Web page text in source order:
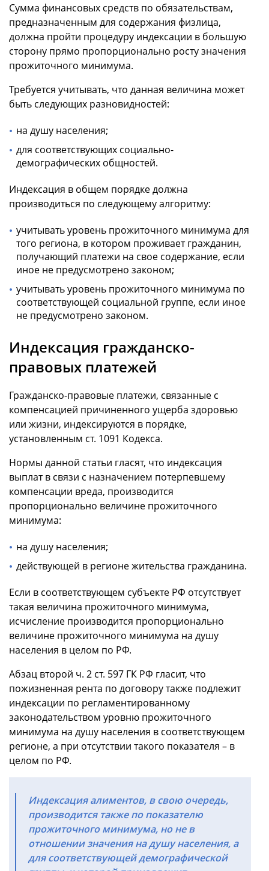
Сумма финансовых средств по обязательствам,
предназначенным для содержания физлица,
должна пройти процедуру индексации в большую
сторону прямо пропорционально росту значения
прожиточного минимума.
Требуется учитывать, что данная величина может
быть следующих разновидностей:
на душу населения;
для соответствующих социально-
демографических общностей.
Индексация в общем порядке должна
производиться по следующему алгоритму:
учитывать уровень прожиточного минимума для
того региона, в котором проживает гражданин,
получающий платежи на свое содержание, если
иное не предусмотрено законом;
учитывать уровень прожиточного минимума по
соответствующей социальной группе, если иное
не предусмотрено законом.
Индексация гражданско-
правовых платежей
Гражданско-правовые платежи, связанные с
компенсацией причиненного ущерба здоровью
или жизни, индексируются в порядке,
установленным ст. 1091 Кодекса.
Нормы данной статьи гласят, что индексация
выплат в связи с назначением потерпевшему
компенсации вреда, производится
пропорционально величине прожиточного
минимума:
на душу населения;
действующей в регионе жительства гражданина.
Если в соответствующем субъекте РФ отсутствует
такая величина прожиточного минимума,
исчисление производится пропорционально
величине прожиточного минимума на душу
населения в целом по РФ.
Абзац второй ч. 2 ст. 597 ГК РФ гласит, что
пожизненная рента по договору также подлежит
индексации по регламентированному
законодательством уровню прожиточного
минимума на душу населения в соответствующем
регионе, а при отсутствии такого показателя – в
целом по РФ.
Индексация алиментов, в свою очередь,
производится также по показателю
прожиточного минимума, но не в
отношении значения на душу населения, а
для соответствующей демографической